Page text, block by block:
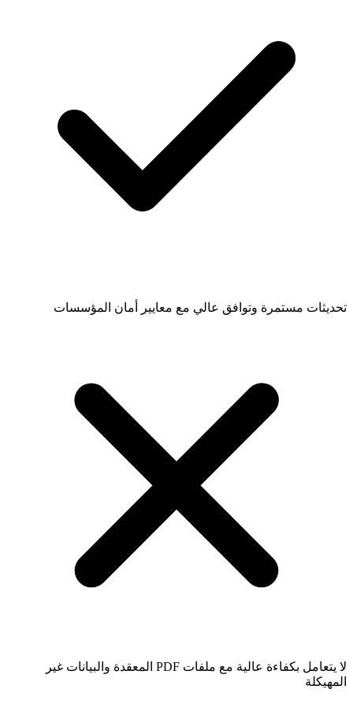
تحديثات مستمرة وتوافق عالي مع معايير أمان المؤسسات
لا يتعامل بكفاءة عالية مع ملفات PDF المعقدة والبيانات غير
المهيكلة